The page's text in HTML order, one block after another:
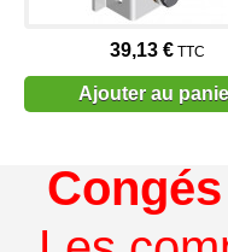
39,13 €TTC
Ajouter au